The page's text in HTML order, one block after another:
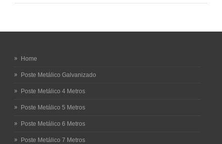
Home
Poste Metálico Galvanizado
Poste Metálico 4 Metros
Poste Metálico 5 Metros
Poste Metálico 6 Metros
Poste Metálico 7 Metros